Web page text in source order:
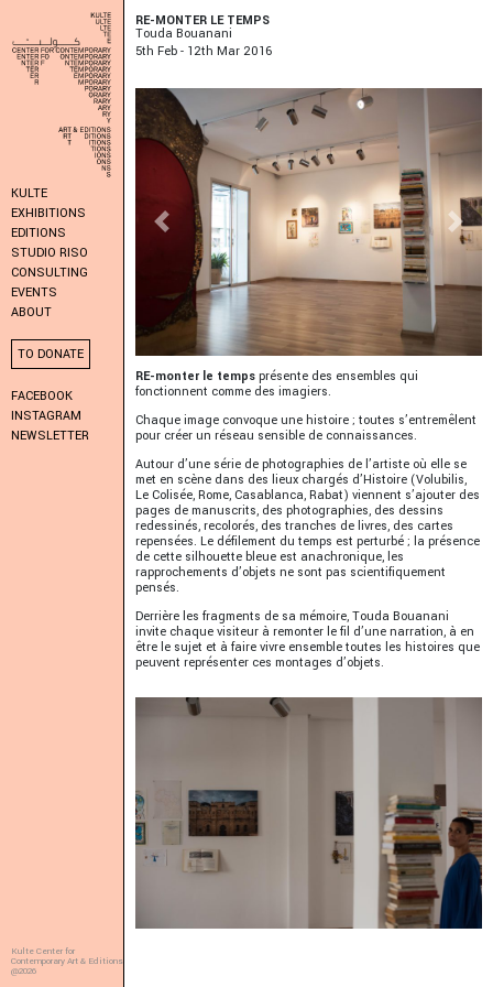
KULTE
EXHIBITIONS
EDITIONS
STUDIO RISO
CONSULTING
EVENTS
ABOUT
TO DONATE
FACEBOOK
INSTAGRAM
NEWSLETTER
Kulte Center for
Contemporary Art & Editions
@2026
RE-MONTER LE TEMPS
Touda Bouanani
5Th Feb - 12Th Mar 2016
Previous Next
RE-monter le temps présente des ensembles qui
fonctionnent comme des imagiers.
Chaque image convoque une histoire ; toutes s’entremêlent
pour créer un réseau sensible de connaissances.
Autour d’une série de photographies de l’artiste où elle se
met en scène dans des lieux chargés d’Histoire (Volubilis,
Le Colisée, Rome, Casablanca, Rabat) viennent s’ajouter des
pages de manuscrits, des photographies, des dessins
redessinés, recolorés, des tranches de livres, des cartes
repensées. Le défilement du temps est perturbé ; la présence
de cette silhouette bleue est anachronique, les
rapprochements d’objets ne sont pas scientifiquement
pensés.
Derrière les fragments de sa mémoire, Touda Bouanani
invite chaque visiteur à remonter le fil d’une narration, à en
être le sujet et à faire vivre ensemble toutes les histoires que
peuvent représenter ces montages d’objets.